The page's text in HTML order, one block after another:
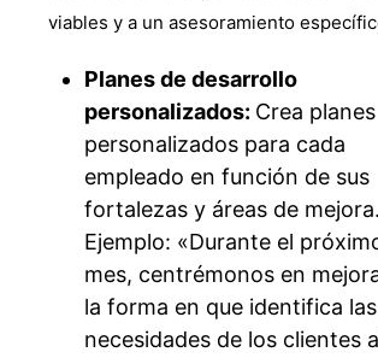
viables y a un asesoramiento
Planes de desarrollo
personalizados: Crea planes
personalizados para cada
empleado en función de sus
fortalezas y áreas de mejora.
Ejemplo: «Durante el
mes, centrémonos en
la forma en que identifica las
necesidades de los clientes